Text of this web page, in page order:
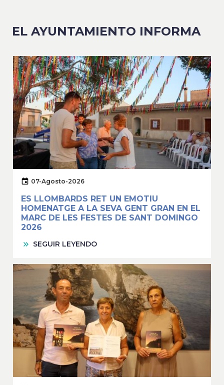
EL AYUNTAMIENTO INFORMA
07-Agosto-2026
ES LLOMBARDS RET UN EMOTIU
HOMENATGE A LA SEVA GENT GRAN EN EL
MARC DE LES FESTES DE SANT DOMINGO
2026
SEGUIR LEYENDO